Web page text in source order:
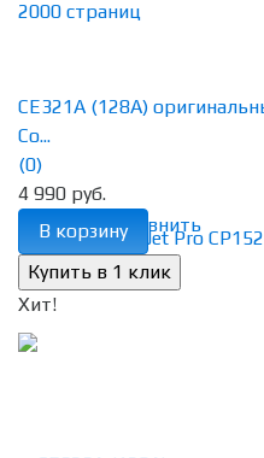
избранное сравнить
CE321A (128A)
Co...
(0)
4 990 руб.
В корзину
Хит!